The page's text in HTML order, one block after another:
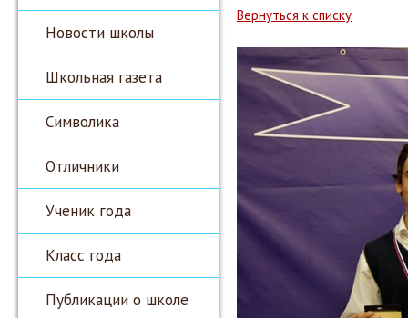
Новости школы
Школьная газета
Символика
Отличники
Ученик года
Класс года
Публикации о школе
Вернуться к списку